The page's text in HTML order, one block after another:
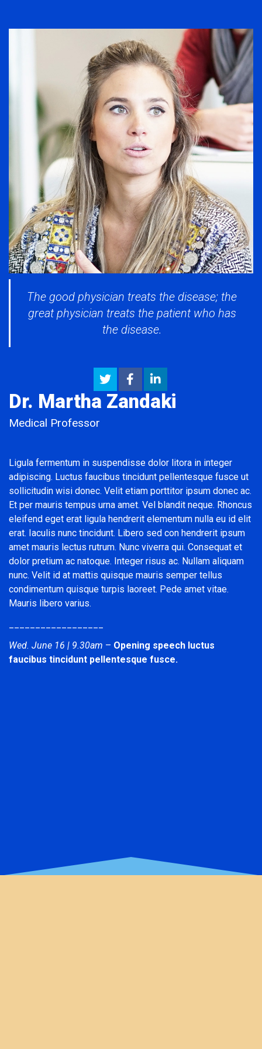
The good physician treats the disease; the
great physician treats the patient who has
the disease.
Dr. Martha Zandaki
Medical Professor
Ligula fermentum in suspendisse dolor litora in integer
adipiscing. Luctus faucibus tincidunt pellentesque fusce ut
sollicitudin wisi donec. Velit etiam porttitor ipsum donec ac.
Et per mauris tempus urna amet. Vel blandit neque. Rhoncus
eleifend eget erat ligula hendrerit elementum nulla eu id elit
erat. Iaculis nunc tincidunt. Libero sed con hendrerit ipsum
amet mauris lectus rutrum. Nunc viverra qui. Consequat et
dolor pretium ac natoque. Integer risus ac. Nullam aliquam
nunc. Velit id at mattis quisque mauris semper tellus
condimentum quisque turpis laoreet. Pede amet vitae.
Mauris libero varius.
Wed. June 16 | 9.30am – Opening speech luctus
faucibus tincidunt pellentesque fusce.